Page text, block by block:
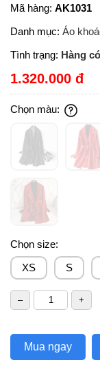
Mã hàng: AK1031
Danh mục: Áo
Tình trạng: Hàng
1.320.000 đ
Chọn màu:
Chọn size:
XS
S
Mua ngay